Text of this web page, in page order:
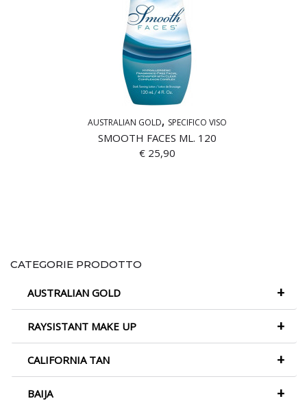
AUSTRALIAN GOLD SPECIFICO VISO
SMOOTH FACES ML. 120
€25,90
CATEGORIE PRODOTTO
+
AUSTRALIAN GOLD
+
RAYSISTANT MAKE UP
+
CALIFORNIA TAN
+
BAIJA